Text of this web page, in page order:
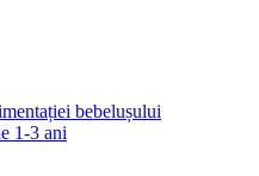
bebelușului
1-3 ani